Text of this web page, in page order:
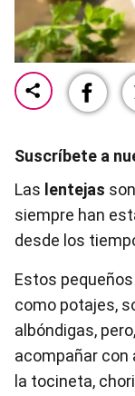
Suscríbete a
Las lentejas
siempre han
desde los
Estos
como potajes,
albóndigas,
acompañar con
la tocineta,